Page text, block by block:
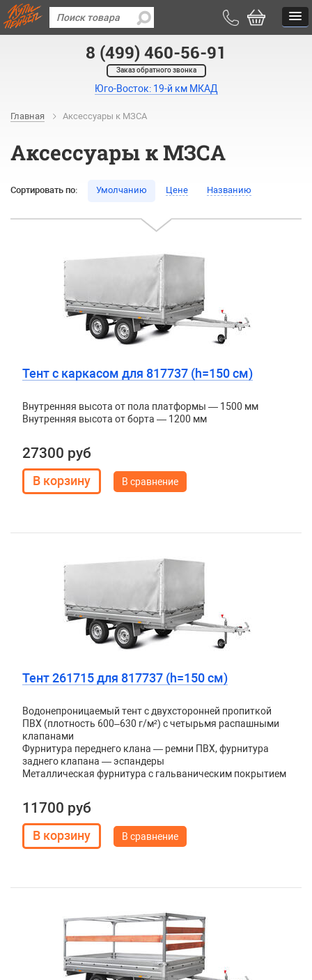
8 (499) 460-56-91
Заказ обратного звонка
Юго-Восток: 19-й км МКАД
Главная Аксессуары к МЗСА
Аксессуары к МЗСА
Сортировать по: Умолчанию Цене Названию
Тент с каркасом для 817737 (h=150 см)
Внутренняя высота от пола платформы — 1500 мм
Внутренняя высота от борта — 1200 мм
27300 руб
В сравнение
Тент 261715 для 817737 (h=150 см)
Водонепроницаемый тент с двухсторонней пропиткой
ПВХ (плотность 600–630 г/м²) с четырьмя распашными
клапанами
Фурнитура переднего клана — ремни ПВХ, фурнитура
заднего клапана — эспандеры
Металлическая фурнитура с гальваническим покрытием
11700 руб
В сравнение